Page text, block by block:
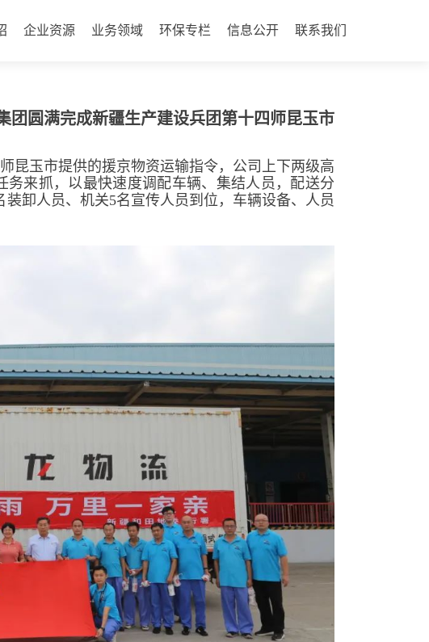
企业资源 业务领域 环保专栏 信息公开 联系我们
圆满完成新疆生产建设兵团第十四师昆玉市
昆玉市提供的援京物资运输指令，公司上下两级高
来抓，以最快速度调配车辆、集结人员，配送分
卸人员、机关5名宣传人员到位，车辆设备、人员